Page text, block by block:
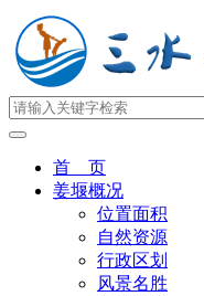
首 页
姜堰概况
位置面积
自然资源
行政区划
风景名胜